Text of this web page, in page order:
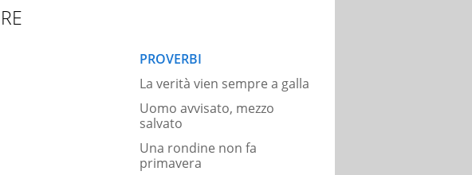
PROVERBI
La verità vien sempre a galla
Uomo avvisato, mezzo
salvato
Una rondine non fa
primavera